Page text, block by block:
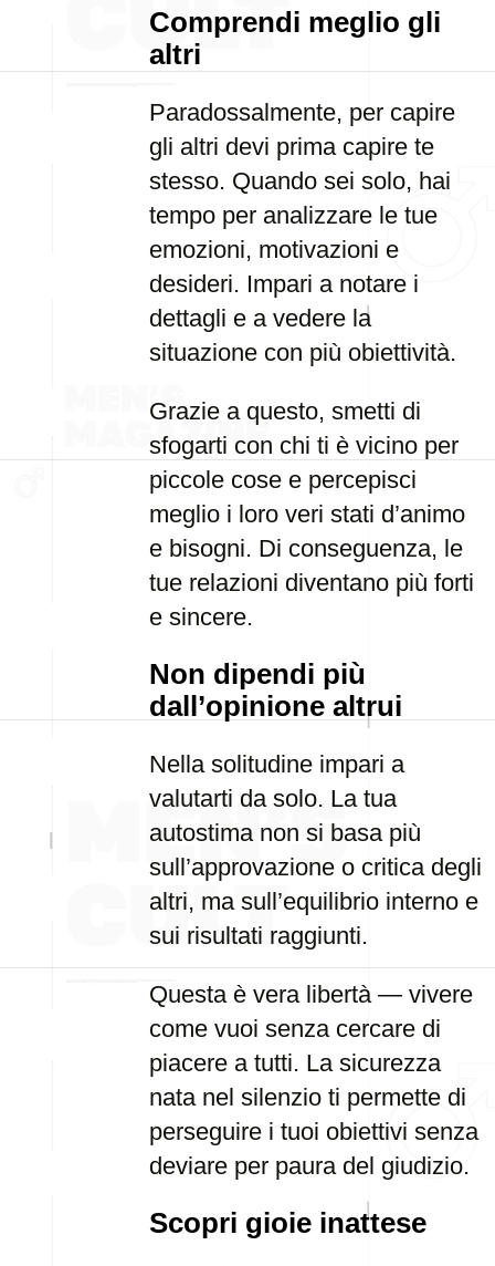
Comprendi meglio gli
altri
Paradossalmente, per capire
gli altri devi prima capire te
stesso. Quando sei solo, hai
tempo per analizzare le tue
emozioni, motivazioni e
desideri. Impari a notare i
dettagli e a vedere la
situazione con più obiettività.
Grazie a questo, smetti di
sfogarti con chi ti è vicino per
piccole cose e percepisci
meglio i loro veri stati d’animo
e bisogni. Di conseguenza, le
tue relazioni diventano più forti
e sincere.
Non dipendi più
dall’opinione altrui
Nella solitudine impari a
valutarti da solo. La tua
autostima non si basa più
sull’approvazione o critica degli
altri, ma sull’equilibrio interno e
sui risultati raggiunti.
Questa è vera libertà — vivere
come vuoi senza cercare di
piacere a tutti. La sicurezza
nata nel silenzio ti permette di
perseguire i tuoi obiettivi senza
deviare per paura del giudizio.
Scopri gioie inattese